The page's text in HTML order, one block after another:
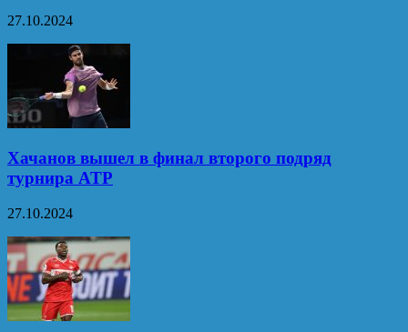
27.10.2024
Хачанов вышел в финал второго подряд
турнира ATP
27.10.2024